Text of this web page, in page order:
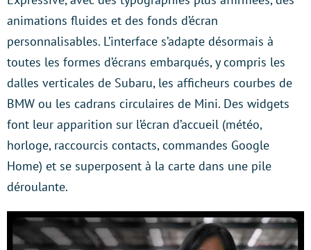
animations fluides et des fonds d’écran
personnalisables. L’interface s’adapte désormais à
toutes les formes d’écrans embarqués, y compris les
dalles verticales de Subaru, les afficheurs courbes de
BMW ou les cadrans circulaires de Mini. Des widgets
font leur apparition sur l’écran d’accueil (météo,
horloge, raccourcis contacts, commandes Google
Home) et se superposent à la carte dans une pile
déroulante.